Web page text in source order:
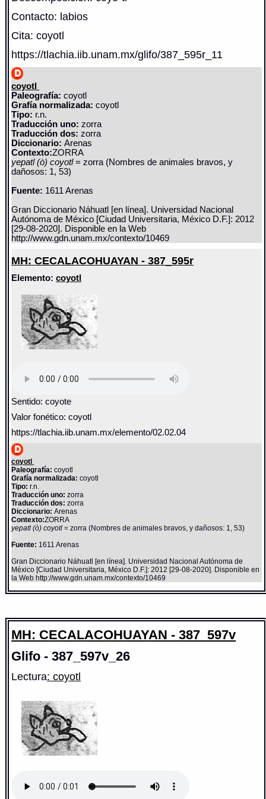
Contacto: labios
Cita: coyotl
https://tlachia.iib.unam.mx/glifo/387_595r_11
coyotl
Paleografía: coyotl
Grafía normalizada: coyotl
Tipo: r.n.
Traducción uno: zorra
Traducción dos: zorra
Diccionario:Arenas
Contexto:ZORRA
yepatl (ò) coyotl= zorra (Nombres de animales bravos, y
dañosos: 1, 53)
Fuente: 1611 Arenas
Gran Diccionario Náhuatl [en línea]. Universidad Nacional
Autónoma de México [Ciudad Universitaria, México D.F.]: 2012
[29-08-2020]. Disponible en la Web
http://www.gdn.unam.mx/contexto/10469
MH: CECALACOHUAYAN - 387_595r
Elemento:coyotl
Sentido: coyote
Valor fonético: coyotl
https://tlachia.iib.unam.mx/elemento/02.02.04
coyotl
Paleografía: coyotl
Grafía normalizada: coyotl
Tipo: r.n.
Traducción uno: zorra
Traducción dos: zorra
Diccionario:Arenas
Contexto:ZORRA
yepatl (ò) coyotl= zorra (Nombres de animales bravos, y dañosos: 1, 53)
Fuente: 1611 Arenas
Gran Diccionario Náhuatl [en línea]. Universidad Nacional Autónoma de
México [Ciudad Universitaria, México D.F.]: 2012 [29-08-2020]. Disponible en
la Web http://www.gdn.unam.mx/contexto/10469
MH: CECALACOHUAYAN - 387_597v
Glifo - 387_597v_26
Lectura: coyotl